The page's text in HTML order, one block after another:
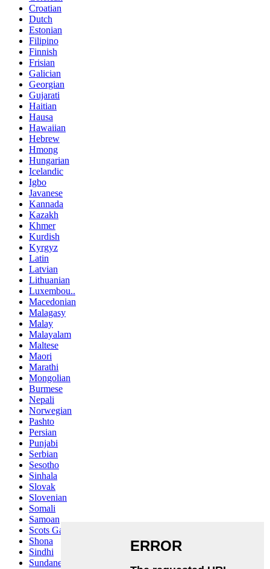
Croatian
Dutch
Estonian
Filipino
Finnish
Frisian
Galician
Georgian
Gujarati
Haitian
Hausa
Hawaiian
Hebrew
Hmong
Hungarian
Icelandic
Igbo
Javanese
Kannada
Kazakh
Khmer
Kurdish
Kyrgyz
Latin
Latvian
Lithuanian
Luxembou..
Macedonian
Malagasy
Malay
Malayalam
Maltese
Maori
Marathi
Mongolian
Burmese
Nepali
Norwegian
Pashto
Persian
Punjabi
Serbian
Sesotho
Sinhala
Slovak
Slovenian
Somali
Samoan
Scots Gaelic
Shona
Sindhi
Sundanese